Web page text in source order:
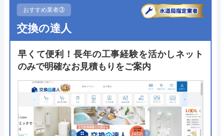
みてください。
トイレリフォームでは和式から洋式のリフォームや
間取りの変更や便器や便座の交換、手洗器や手すり
の取り付けにも対応しています。同時に2箇所以上
リフォームの相談や見積もり依頼はホームページの
フォームから可能です。
公式サイトで
おすすめ業者③
交換の達人
早くて便利！長年の工事経験を活かしネット
のみで明確なお見積もりをご案内